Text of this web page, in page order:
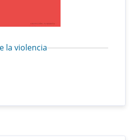
la violencia